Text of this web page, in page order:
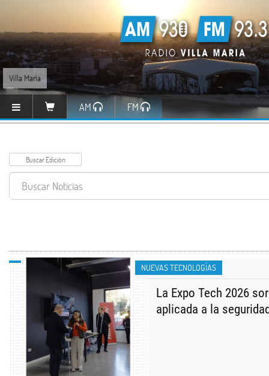
Villa María
AM FM
NUEVAS TECNOLOGÍAS
La Expo Tech 2026
aplicada a la